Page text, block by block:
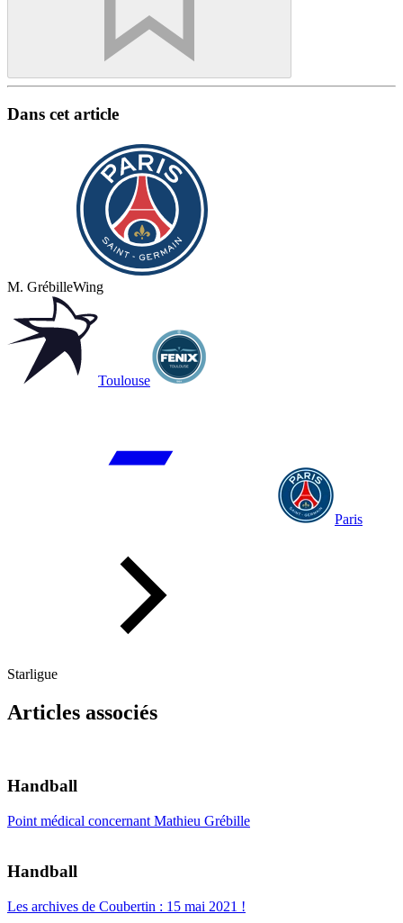
Dans cet article
M. GrébilleWing
Toulouse
Paris
Starligue
Articles associés
Handball
Point médical concernant Mathieu Grébille
Handball
Les archives de Coubertin : 15 mai 2021 !